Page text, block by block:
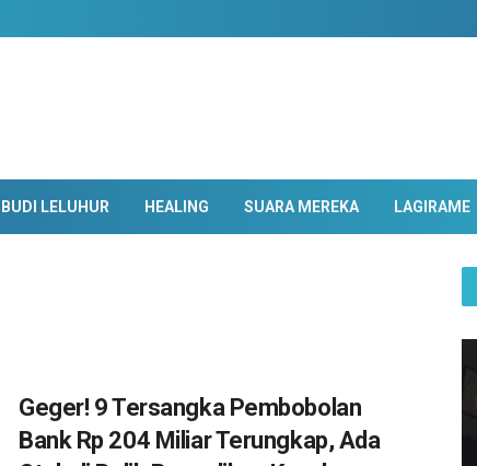
BUDI LELUHUR HEALING SUARA MEREKA LAGIRAME
Geger! 9 Tersangka Pembobolan
Bank Rp 204 Miliar Terungkap, Ada